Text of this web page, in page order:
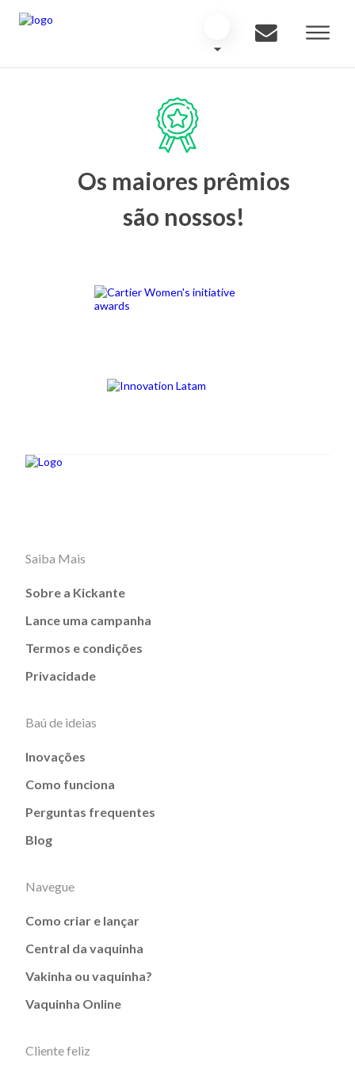
Os maiores prêmios
são nossos!
Saiba Mais
Sobre a Kickante
Lance uma campanha
Termos e condições
Privacidade
Baú de ideias
Inovações
Como funciona
Perguntas frequentes
Blog
Navegue
Como criar e lançar
Central da vaquinha
Vakinha ou vaquinha?
Vaquinha Online
Cliente feliz